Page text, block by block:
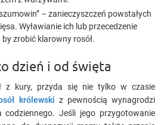
– zanieczyszczeń powstałych
Wyławianie ich lub przecedzenie
by zrobić klarowny rosół.
dzień i od święta
z kury, przyda się nie tylko w czasie
królewski z pewnością wynagrodzi
Jeśli jego przygotowanie